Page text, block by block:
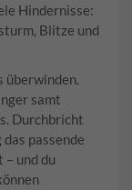
Hindernisse:
Blitze und
überwinden.
samt
Durchbricht
passende
und du